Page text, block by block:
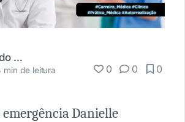
Fernando Carbonieri
min de leitura 0 0 0
Danielle